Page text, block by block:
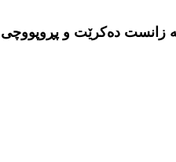
زانست دەکرێت و پڕوپووچی